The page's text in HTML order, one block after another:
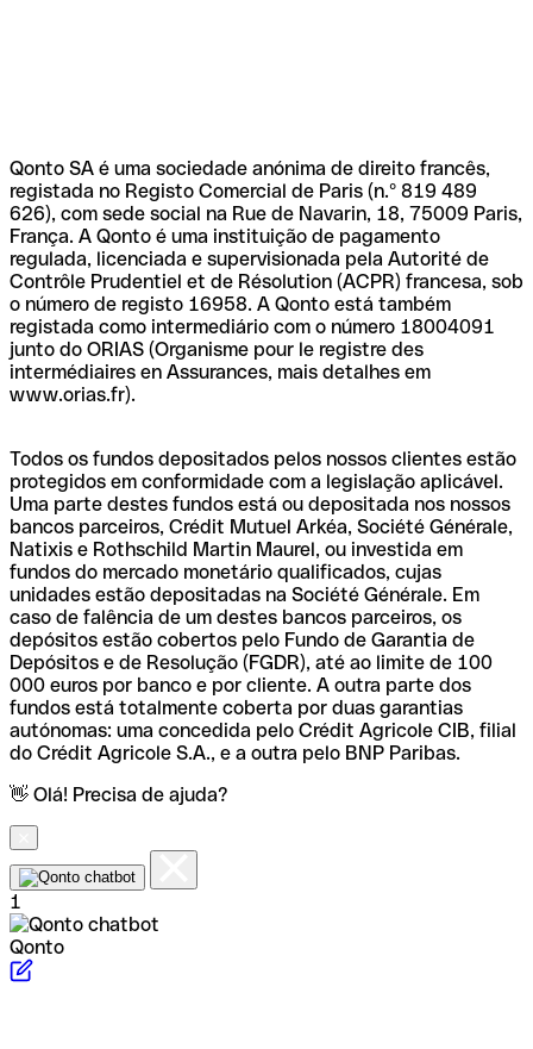
Qonto SA é uma sociedade anónima de direito francês,
registada no Registo Comercial de Paris (n.º 819 489
626), com sede social na Rue de Navarin, 18, 75009 Paris,
França. A Qonto é uma instituição de pagamento
regulada, licenciada e supervisionada pela Autorité de
Contrôle Prudentiel et de Résolution (ACPR) francesa, sob
o número de registo 16958. A Qonto está também
registada como intermediário com o número 18004091
junto do ORIAS (Organisme pour le registre des
intermédiaires en Assurances, mais detalhes em
www.orias.fr).
Todos os fundos depositados pelos nossos clientes estão
protegidos em conformidade com a legislação aplicável.
Uma parte destes fundos está ou depositada nos nossos
bancos parceiros, Crédit Mutuel Arkéa, Société Générale,
Natixis e Rothschild Martin Maurel, ou investida em
fundos do mercado monetário qualificados, cujas
unidades estão depositadas na Société Générale. Em
caso de falência de um destes bancos parceiros, os
depósitos estão cobertos pelo Fundo de Garantia de
Depósitos e de Resolução (FGDR), até ao limite de 100
000 euros por banco e por cliente. A outra parte dos
fundos está totalmente coberta por duas garantias
autónomas: uma concedida pelo Crédit Agricole CIB, filial
do Crédit Agricole S.A., e a outra pelo BNP Paribas.
👋 Olá! Precisa de ajuda?
1
Qonto